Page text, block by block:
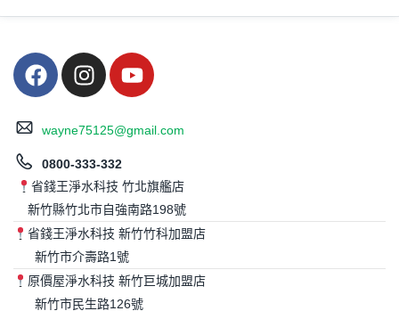
wayne75125@gmail.com
0800-333-332
省錢王淨水科技 竹北旗艦店
新竹縣竹北市自強南路198號
省錢王淨水科技 新竹竹科加盟店
新竹市介壽路1號
原價屋淨水科技 新竹巨城加盟店
新竹市民生路126號